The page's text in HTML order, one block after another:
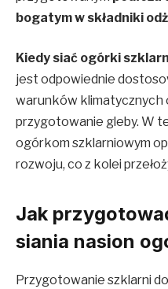
bogatym w składniki
Kiedy siać ogórki
jest odpowiednie
warunków klimatycznych
przygotowanie gleby. W
ogórkom szklarniowym
rozwoju, co z kolei
Jak
siania nasion
Przygotowanie szklarni